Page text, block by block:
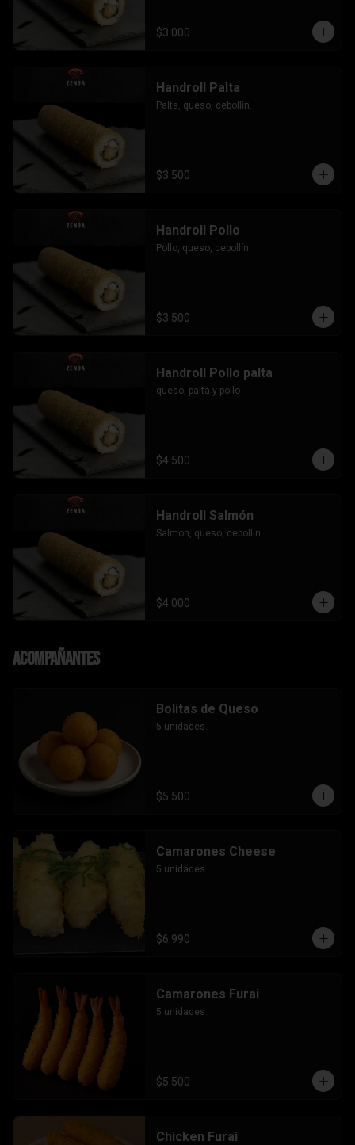
$3.000
Handroll Palta
Palta, queso, cebollín.
$3.500
Handroll Pollo
Pollo, queso, cebollín.
$3.500
Handroll Pollo palta
queso, palta y pollo
$4.500
Handroll Salmón
Salmon, queso, cebollin
$4.000
Acompañantes
Bolitas de Queso
5 unidades.
$5.500
Camarones Cheese
5 unidades.
$6.990
Camarones Furai
5 unidades.
$5.500
Chicken Furai